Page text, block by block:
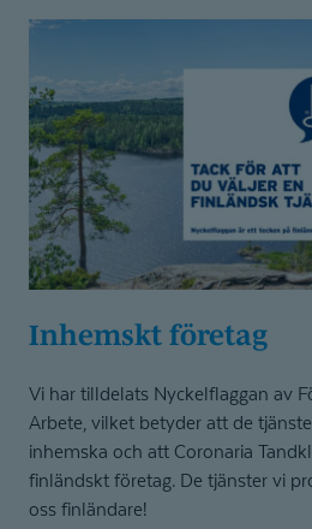
Inhemskt företag
Vi har tilldelats Nyckelflaggan av
Arbete, vilket betyder att de
inhemska och att Coronaria
finländskt företag. De tjänster vi
oss finländare!